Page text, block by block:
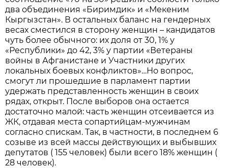
два объединения «Биримдик» и «Мекеним
Кыргызстан». В остальных баланс на гендерных
весах сместился в сторону женщин – кандидатов
чуть более обычного: их доля от 30, 1% у
«Республики» до 42, 3% у партии «Ветераны
войны в Афганистане и Участники других
локальных боевых конфликтов»…Но вопрос,
смогут ли прошедшие в парламент партии
удержать представленность женщин в своих
рядах, открыт. После выборов она остается
достаточно малой: часть женщин отсеивается из
ЖК, отдавая места сопартийцам-мужчинам
согласно спискам. Так, в частности, в последнем 6
созыве из всей массы действующих и выбывших
депутатов ( 155 человек) были всего 18% женщин (
28 человек).